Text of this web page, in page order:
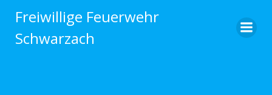
Inhalt
Freiwillige Feuerwehr
Schwarzach